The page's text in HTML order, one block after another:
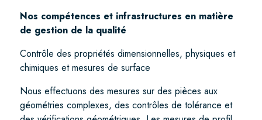
Nos compétences et infrastructures en matière
de gestion de la qualité
Contrôle des propriétés dimensionnelles, physiques et
chimiques et mesures de surface
Nous effectuons des mesures sur des pièces aux
géométries complexes, des contrôles de tolérance et